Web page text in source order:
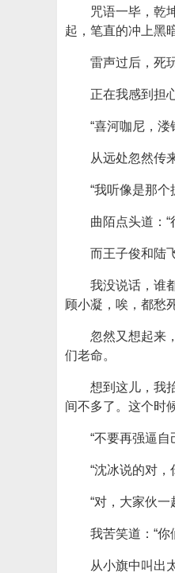
咒语一毕，乾
起，笔直的冲上黑
雷声过后，死
正在我感到担
“喜河咖尼，
从远处忽然传
“我听像是那
曲陌点头道：
而王子俊和陆
我没说话，谁
顾小凝，唉，都愁
忽然又想起来
们老命。
想到这儿，我
间不多了。这个时
“不要再强逼
“沈冰说的对
“对，大家伙一
我苦笑道：“
从小旗中叫出